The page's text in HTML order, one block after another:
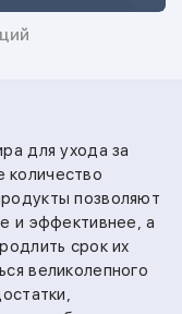
для ухода за
позволяют
и эффективнее, а
срок их
великолепного